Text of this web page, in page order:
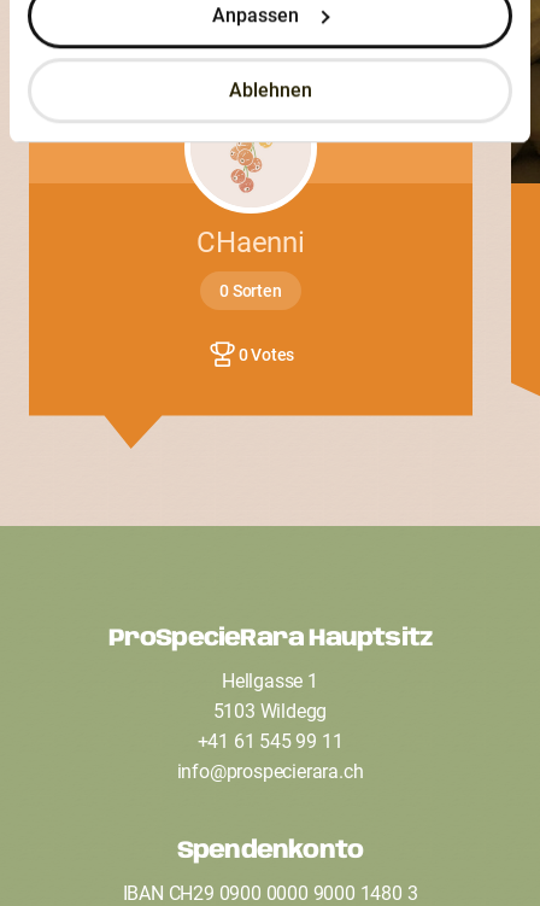
Anpassen
Ablehnen
CHaenni
0 Sorten
0 Votes
ProSpecieRara Hauptsitz
Hellgasse 1
5103 Wildegg
+41 61 545 99 11
info@prospecierara.ch
Spendenkonto
IBAN CH29 0900 0000 9000 1480 3